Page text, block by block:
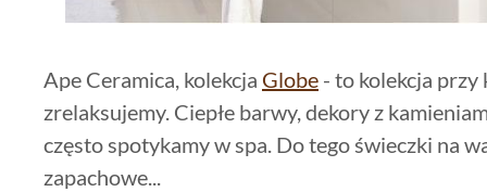
Ape Ceramica, kolekcja Globe - to kolekcja
zrelaksujemy. Ciepłe barwy, dekory z
często spotykamy w spa. Do tego świeczki na
zapachowe...